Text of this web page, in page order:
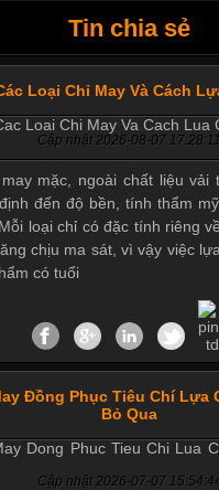
Tin chia sẻ
Loại Chỉ May Và Cách
Cập nhật 2026-08-07 17:28:11
mặc, ngoài chất liệu vải
đến độ bền, tính thẩm
loại chỉ có đặc tính riêng
chịu ma sát, vì vậy việc
có tuổi
Đồng Phục Tiêu Chí Lựa
Bỏ Qua
Cập nhật 2026-07-07
quần short quần lót nam nữ
hiều quần lót nam bơi lội nam